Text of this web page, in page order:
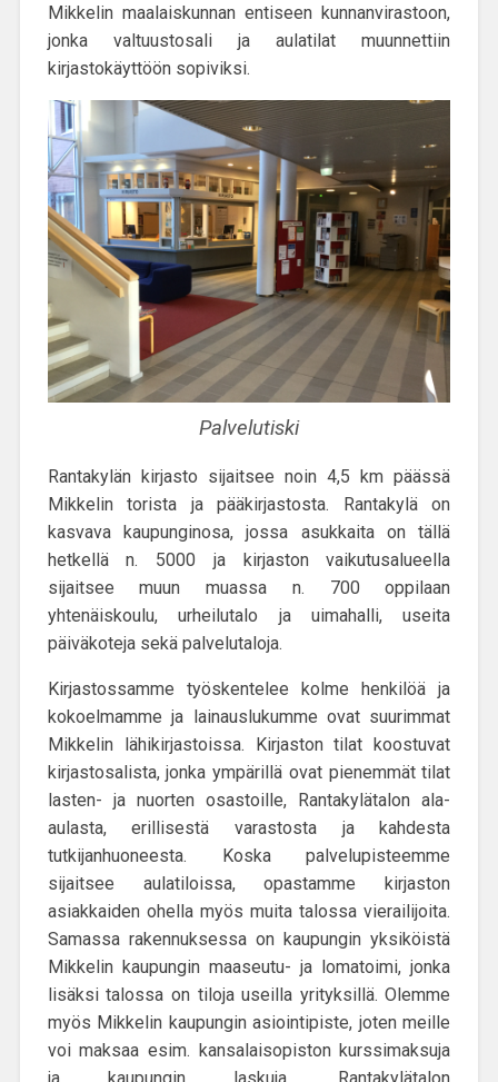
Mikkelin maalaiskunnan entiseen kunnanvirastoon,
jonka valtuustosali ja aulatilat muunnettiin
kirjastokäyttöön sopiviksi.
Palvelutiski
Rantakylän kirjasto sijaitsee noin 4,5 km päässä
Mikkelin torista ja pääkirjastosta. Rantakylä on
kasvava kaupunginosa, jossa asukkaita on tällä
hetkellä n. 5000 ja kirjaston vaikutusalueella
sijaitsee muun muassa n. 700 oppilaan
yhtenäiskoulu, urheilutalo ja uimahalli, useita
päiväkoteja sekä palvelutaloja.
Kirjastossamme työskentelee kolme henkilöä ja
kokoelmamme ja lainauslukumme ovat suurimmat
Mikkelin lähikirjastoissa. Kirjaston tilat koostuvat
kirjastosalista, jonka ympärillä ovat pienemmät tilat
lasten- ja nuorten osastoille, Rantakylätalon ala-
aulasta, erillisestä varastosta ja kahdesta
tutkijanhuoneesta. Koska palvelupisteemme
sijaitsee aulatiloissa, opastamme kirjaston
asiakkaiden ohella myös muita talossa vierailijoita.
Samassa rakennuksessa on kaupungin yksiköistä
Mikkelin kaupungin maaseutu- ja lomatoimi, jonka
lisäksi talossa on tiloja useilla yrityksillä. Olemme
myös Mikkelin kaupungin asiointipiste, joten meille
voi maksaa esim. kansalaisopiston kurssimaksuja